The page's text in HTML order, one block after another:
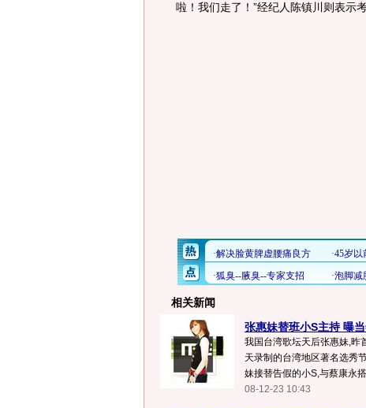
啦！我们走了！”经纪人陈镇川则表示
相关新闻
张惠妹替班小S主持 曝
我国台湾歌坛天后张惠妹,昨
天录制的台湾地区著名选秀
妹接替告假的小S,与蔡康永
08-12-23 10:43